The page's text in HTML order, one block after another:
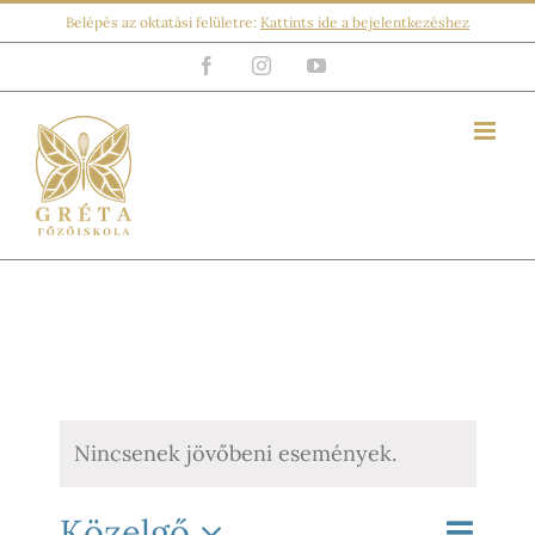
KihagyásBelépés az oktatási felületre: Kattints ide a bejelentkezéshez
FacebookInstagramYouTube
Nincsenek jövőbeni események.